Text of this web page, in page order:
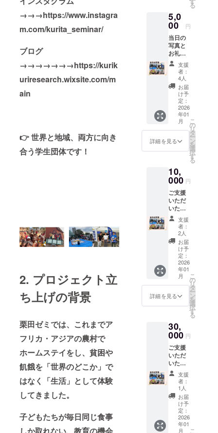
→→→https://www.instagra
m.com/kurita_seminar/
ブログ
→→→→→→→https://kurik
uriresearch.wixsite.com/m
ain
👉 世界と地域、両方に向き
合う学生団体です！
2. プロジェクト立
ち上げの背景
栗田ゼミでは、これまでア
フリカ・アジアの農村で
ホームステイをし、貧困や
飢餓を「世界のどこか」で
はなく「生活」として体験
してきました。
子どもたちが毎日同じ食事
る
5,0
00 円
当日の
写真と
お礼
メー
ル、そ
して栗
田ゼミ
生がイ
ンドネ
シア・
バリ島
でオリ
ジナル
作成し
たお香2
しま
す！ オ
リジナ
ル作成
したお
香2種類
・商品
サイ
ズ：
5cm×3
0cm
支援
者：
4人
お届
け予
定：
2026
年01
月
詳細を見る
こ
の
リ
タ
ー
ン
を
選
択
す
る
10,
000 円
ご支援
いただ
いた皆
さまへ
は、感
謝の気
持ちを
込め
て、以
下をお
届けい
たしま
す。 ・
イベン
ト実施
メール
・栗田
ゼミ生
がイン
ドネシ
ア・バ
リ島で
オリジ
ナル制
作した
お香3種
類セッ
ト ・ゼ
ミ生が
支援
者：
2人
お届
け予
定：
2026
年01
月
詳細を見る
こ
の
リ
タ
ー
ン
を
選
択
す
る
30,
000 円
ご支援
いただ
いた皆
さまへ
は、感
謝の気
持ちを
込め
て、以
下をお
届けい
支援
者：
1人
お届
け予
定：
2026
年01
月
こ